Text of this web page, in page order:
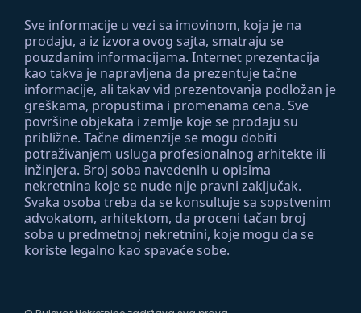
Sve informacije u vezi sa imovinom, koja je na
prodaju, a iz izvora ovog sajta, smatraju se
pouzdanim informacijama. Internet prezentacija
kao takva je napravljena da prezentuje tačne
informacije, ali takav vid prezentovanja podložan je
greškama, propustima i promenama cena. Sve
površine objekata i zemlje koje se prodaju su
približne. Tačne dimenzije se mogu dobiti
potraživanjem usluga profesionalnog arhitekte ili
inžinjera. Broj soba navedenih u opisima
nekretnina koje se nude nije pravni zaključak.
Svaka osoba treba da se konsultuje sa sopstvenim
advokatom, arhitektom, da proceni tačan broj
soba u predmetnoj nekretnini, koje mogu da se
koriste legalno kao spavaće sobe.